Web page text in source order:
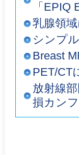
「
乳腺領
シンプ
Breast
PET/CT
放射線
損カン